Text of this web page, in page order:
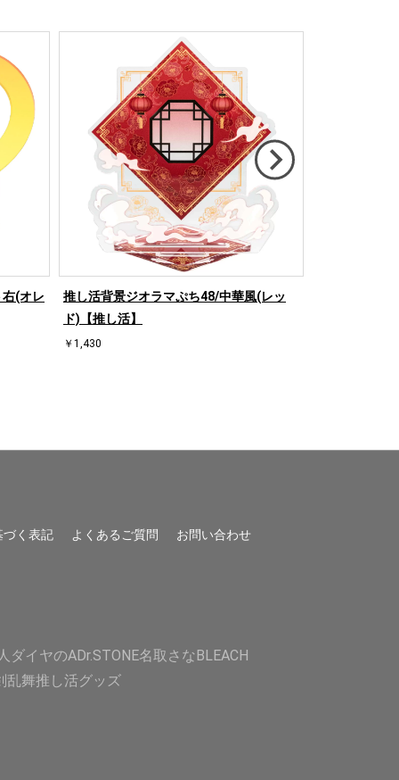
(オレ
推し活背景ジオラマぷち48/中華風(レッ
ド)【推し活】
￥1,430
づく表記 よくあるご質問 お問い合わせ
ダイヤのADr.STONE名取さなBLEACH
乱舞推し活グッズ